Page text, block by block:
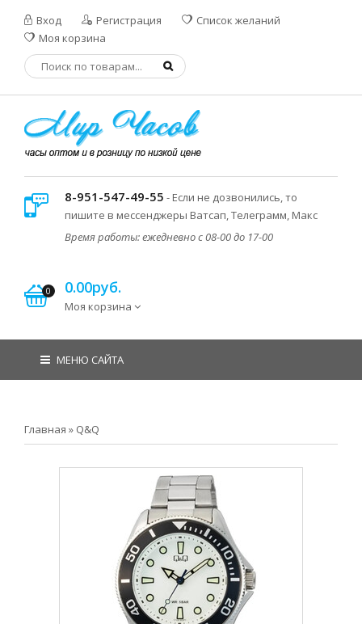
Вход Регистрация
Список желаний
Моя корзина
8-951-547-49-55 - Если не дозвонились, то
пишите в мессенджеры Ватсап, Телеграмм, Макс
Время работы: ежедневно с 08-00 до 17-00
0 0.00руб.
Моя корзина
МЕНЮ САЙТА
Главная » Q&Q